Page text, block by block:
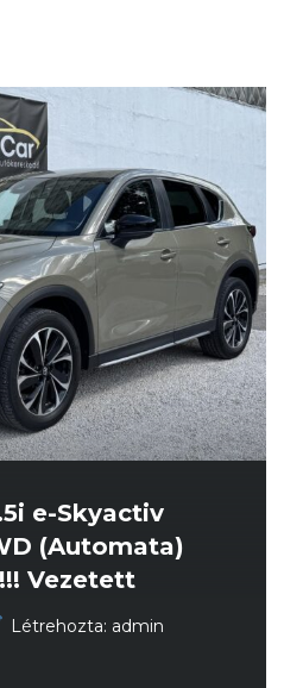
e-Skyactiv
(Automata)
Vezetett
Létrehozta: admin